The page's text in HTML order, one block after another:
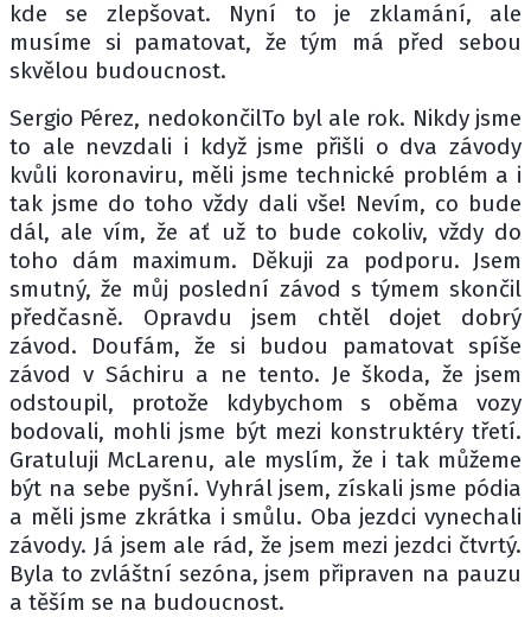
kde se zlepšovat. Nyní to je zklamání, ale
musíme si pamatovat, že tým má před sebou
skvělou budoucnost.
Sergio Pérez, nedokončilTo byl ale rok. Nikdy jsme
to ale nevzdali i když jsme přišli o dva závody
kvůli koronaviru, měli jsme technické problém a i
tak jsme do toho vždy dali vše! Nevím, co bude
dál, ale vím, že ať už to bude cokoliv, vždy do
toho dám maximum. Děkuji za podporu. Jsem
smutný, že můj poslední závod s týmem skončil
předčasně. Opravdu jsem chtěl dojet dobrý
závod. Doufám, že si budou pamatovat spíše
závod v Sáchiru a ne tento. Je škoda, že jsem
odstoupil, protože kdybychom s oběma vozy
bodovali, mohli jsme být mezi konstruktéry třetí.
Gratuluji McLarenu, ale myslím, že i tak můžeme
být na sebe pyšní. Vyhrál jsem, získali jsme pódia
a měli jsme zkrátka i smůlu. Oba jezdci vynechali
závody. Já jsem ale rád, že jsem mezi jezdci čtvrtý.
Byla to zvláštní sezóna, jsem připraven na pauzu
a těším se na budoucnost.